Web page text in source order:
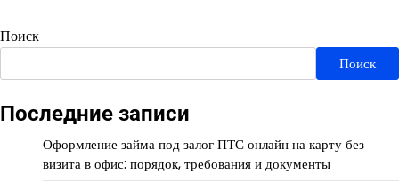
Поиск
Поиск
Последние записи
Оформление займа под залог ПТС онлайн на карту без
визита в офис: порядок, требования и документы